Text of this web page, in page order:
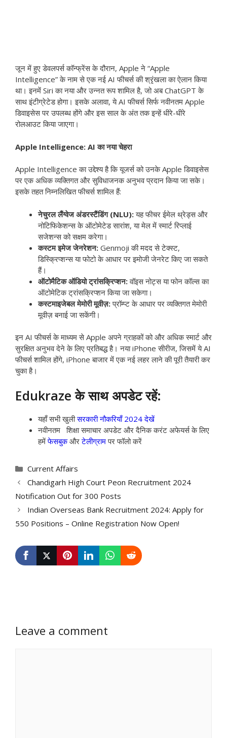
जून में हुए डेवलपर्स कॉन्फ्रेंस के दौरान, Apple ने “Apple
Intelligence” के नाम से एक नई AI फीचर्स की श्रृंखला का ऐलान किया
था। इनमें Siri का नया और उन्नत रूप शामिल है, जो अब ChatGPT के
साथ इंटीग्रेटेड होगा। इसके अलावा, ये AI फीचर्स सिर्फ नवीनतम Apple
डिवाइसेस पर उपलब्ध होंगे और इस साल के अंत तक इन्हें धीरे-धीरे
रोलआउट किया जाएगा।
Apple Intelligence: AI का नया चेहरा
Apple Intelligence का उद्देश्य है कि यूजर्स को उनके Apple डिवाइसेस
पर एक अधिक व्यक्तिगत और सुविधाजनक अनुभव प्रदान किया जा सके।
इसके तहत निम्नलिखित फीचर्स शामिल हैं:
नेचुरल लैंग्वेज अंडरस्टैंडिंग (NLU):यह फीचर ईमेल थ्रेड्स और
नोटिफिकेशन्स के ऑटोमेटेड सारांश, या मेल में स्मार्ट रिप्लाई
सजेशन्स को सक्षम करेगा।
कस्टम इमेज जेनरेशन: Genmoji की मदद से टेक्स्ट,
डिस्क्रिप्शन्स या फोटो के आधार पर इमोजी जेनरेट किए जा सकते
हैं।
ऑटोमैटिक ऑडियो ट्रांसक्रिप्शन:वॉइस नोट्स या फोन कॉल्स का
ऑटोमेटिक ट्रांसक्रिप्शन किया जा सकेगा।
कस्टमाइजेबल मेमोरी मूवीज़:प्रॉम्प्ट के आधार पर व्यक्तिगत मेमोरी
मूवीज़ बनाई जा सकेंगी।
इन AI फीचर्स के माध्यम से Apple अपने ग्राहकों को और अधिक स्मार्ट और
सुरक्षित अनुभव देने के लिए प्रतिबद्ध है। नया iPhone सीरीज, जिसमें ये AI
फीचर्स शामिल होंगे, iPhone बाजार में एक नई लहर लाने की पूरी तैयारी कर
चुका है।
Edukraze के साथ अपडेट रहें:
यहाँ सभी खुलीसरकारी नौकरियाँ 2024 देखें
नवीनतम शिक्षा समाचार अपडेट और दैनिक करंट अफेयर्स के लिए
हमेंफेसबुकऔरटेलीग्रामपर फॉलो करें
Categories
Current Affairs
Chandigarh High Court Peon Recruitment 2024
Notification Out for 300 Posts
Indian Overseas Bank Recruitment 2024: Apply for
550 Positions – Online Registration Now Open!
Leave a comment